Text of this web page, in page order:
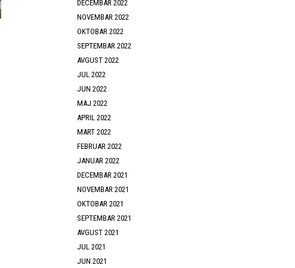
DECEMBAR 2022
NOVEMBAR 2022
OKTOBAR 2022
SEPTEMBAR 2022
AVGUST 2022
JUL 2022
JUN 2022
MAJ 2022
APRIL 2022
MART 2022
FEBRUAR 2022
JANUAR 2022
DECEMBAR 2021
NOVEMBAR 2021
OKTOBAR 2021
SEPTEMBAR 2021
AVGUST 2021
JUL 2021
JUN 2021